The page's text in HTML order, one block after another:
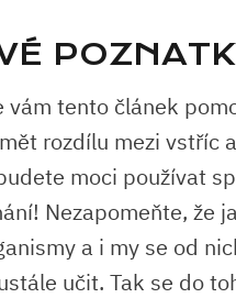
vám tento článek
rozdílu mezi vstříc
moci používat
Nezapomeňte, že
a ⁤i my se ⁢od
učit. Tak se‍ do